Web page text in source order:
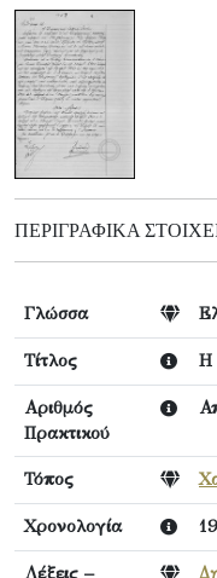
ΠΕΡΙΓΡΑΦΙΚΆ
Γλώσσα
Τίτλος Η
Αριθμός
Πρακτικού
Τόπος
Χρονολογία
Λέξεις –